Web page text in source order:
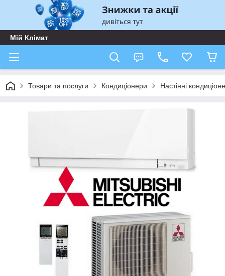
Мій Клімат
Товари та послуги Кондиціонери Настінні